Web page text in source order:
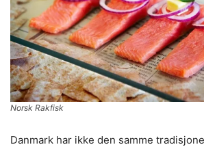
Norsk Rakfisk
Danmark har ikke den samme